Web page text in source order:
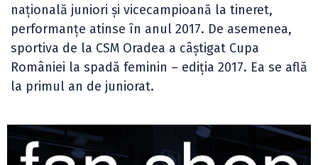
națională juniori și vicecampioană la tineret,
performanțe atinse în anul 2017. De asemenea,
sportiva de la CSM Oradea a câștigat Cupa
României la spadă feminin – ediția 2017. Ea se află
la primul an de juniorat.